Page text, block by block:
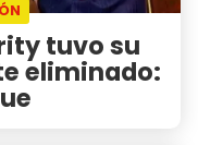
tuvo su
eliminado: